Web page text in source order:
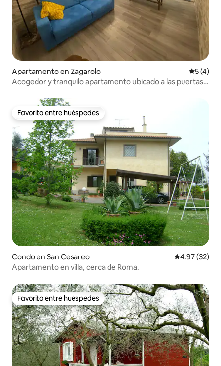
Apartamento en Zagarolo
5 (4)
Acogedor y tranquilo apartamento ubicado a las puertas
Favorito entre huéspedes
Favorito entre huéspedes
Condo en San Cesareo Calificación
4.97 (32)
Apartamento en villa, cerca de Roma.
Favorito entre huéspedes
Favorito entre huéspedes